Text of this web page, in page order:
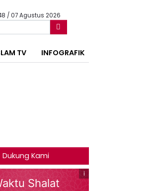
/ 07 Agustus 2026
TV INFOGRAFIK
Dukung Kami